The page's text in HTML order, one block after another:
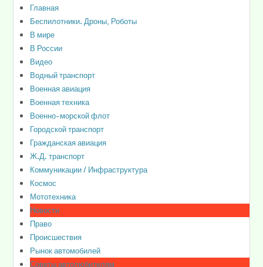
Главная
Беспилотники. Дроны, Роботы
В мире
В России
Видео
Водный транспорт
Военная авиация
Военная техника
Военно-морской флот
Городской транспорт
Гражданская авиация
Ж.Д. транспорт
Коммуникации / Инфраструктура
Космос
Мототехника
Новости
Право
Происшествия
Рынок автомобилей
Советы автолюбителям